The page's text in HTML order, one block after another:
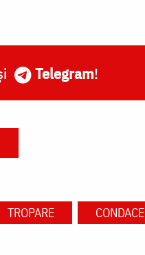
Telegram!
TROPARE CONDACE